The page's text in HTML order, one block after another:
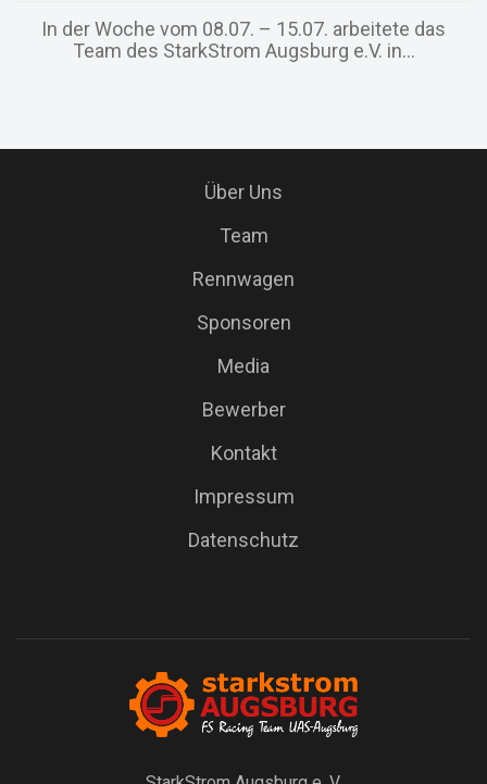
In der Woche vom 08.07. – 15.07. arbeitete das
Team des StarkStrom Augsburg e.V. in...
Über Uns
Team
Rennwagen
Sponsoren
Media
Bewerber
Kontakt
Impressum
Datenschutz